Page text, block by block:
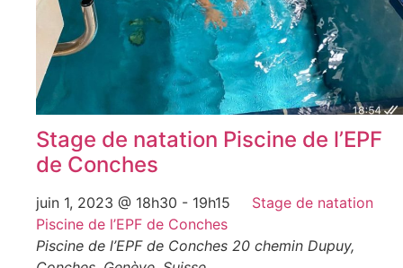
Stage de natation Piscine de l’EPF
de Conches
juin 1, 2023 @ 18h30 - 19h15
Stage de natation
Piscine de l’EPF de Conches
Piscine de l’EPF de Conches 20 chemin Dupuy,